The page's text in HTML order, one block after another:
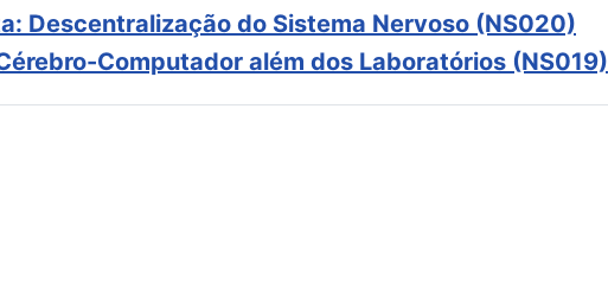
Descentralização do Sistema Nervoso (NS020)
Computador além dos Laboratórios (NS019)